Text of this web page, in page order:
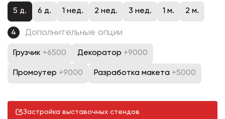
5 д. 6 д. 1 нед. 2 нед. 3 нед. 1 м. 2 м.
4 Дополнительные опции
Грузчик +6500 Декоратор +9000
Промоутер +9000 Разработка макета +5000
Застройка выставочных стендов